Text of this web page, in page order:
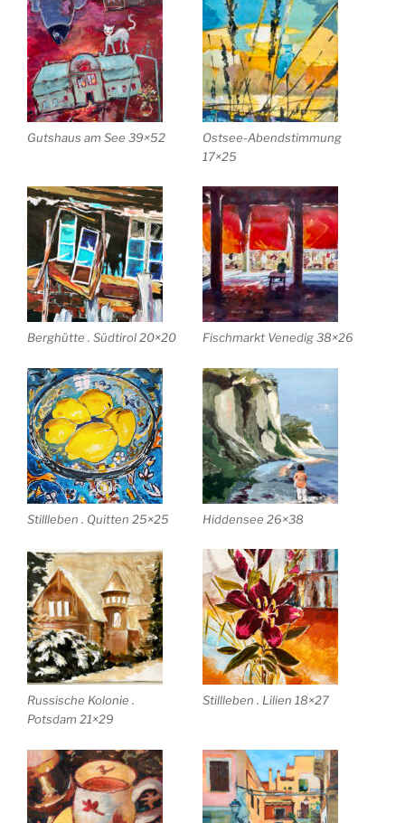
Gutshaus am See 39×52
Ostsee-Abendstimmung
17×25
Berghütte . Südtirol 20×20 Fischmarkt Venedig 38×26
Stillleben . Quitten 25×25 Hiddensee 26×38
Russische Kolonie .
Potsdam 21×29
Stillleben . Lilien 18×27